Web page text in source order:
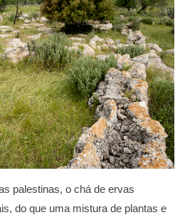
palestinas, o chá de ervas
do que uma mistura de plantas e